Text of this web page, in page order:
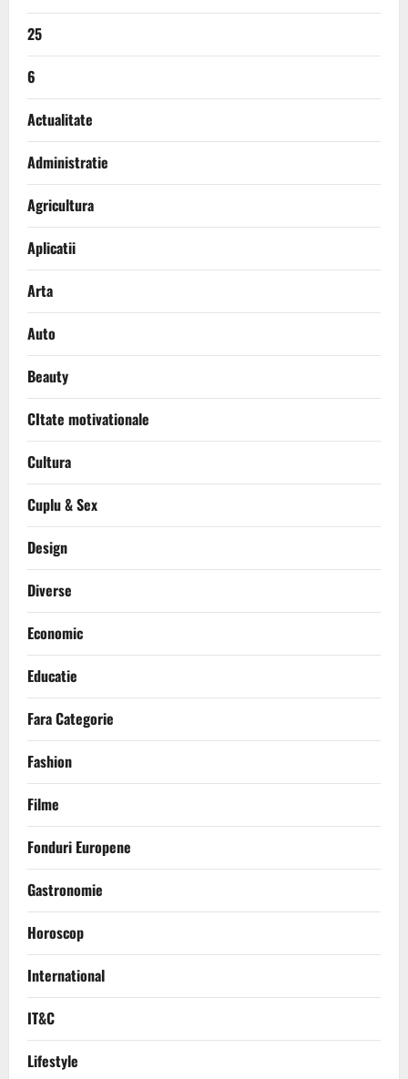
25
6
Actualitate
Administratie
Agricultura
Aplicatii
Arta
Auto
Beauty
CItate motivationale
Cultura
Cuplu & Sex
Design
Diverse
Economic
Educatie
Fara Categorie
Fashion
Filme
Fonduri Europene
Gastronomie
Horoscop
International
IT&C
Lifestyle